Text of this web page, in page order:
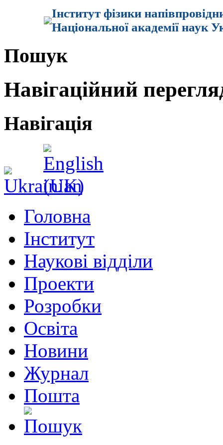
Інститут фізики
Національної академії наук
Пошук
Навігаційний
Навігація
Головна
Інститут
Наукові відділи
Проекти
Розробки
Освіта
Новини
Журнал
Пошта